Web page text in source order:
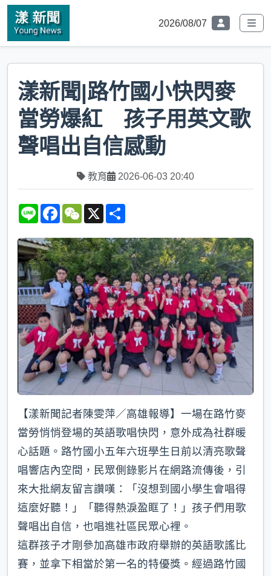
2026/08/07
漾新聞|路竹國小快閃麥
當勞爆紅 孩子用英文歌
聲唱出自信感動
教育 2026-06-03 20:40
L
e
F
e
b
o
o
k
W
h
a
t
X
r
e
【漾新聞記者陳雯萍／高雄報導】一場在路竹麥
當勞悄悄登場的英語歌唱快閃，意外成為社群暖
心話題。路竹國小五年六班學生日前以清亮歌聲
唱響店內空間，民眾側錄影片在網路流傳後，引
來大批網友留言讚嘆：「沒想到國小學生會唱得
這麼好聽！」「聽得熱淚盈眶了！」孩子們用歌
聲唱出自信，也唱進社區民眾心裡。
這群孩子才剛參加高雄市政府舉辦的英語歌謠比
賽，並拿下相當於第一名的特優獎。經過路竹國